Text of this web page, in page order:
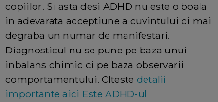
copiilor. Si asta desi ADHD nu este o boala
in adevarata acceptiune a cuvintului ci mai
degraba un numar de manifestari.
Diagnosticul nu se pune pe baza unui
inbalans chimic ci pe baza observarii
comportamentului. CIteste detalii
importante aici Este ADHD-ul